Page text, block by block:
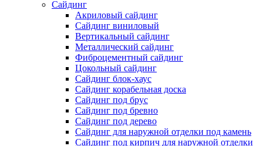
Сайдинг
Акриловый сайдинг
Сайдинг виниловый
Вертикальный сайдинг
Металлический сайдинг
Фиброцементный сайдинг
Цокольный сайдинг
Сайдинг блок-хаус
Сайдинг корабельная доска
Сайдинг под брус
Сайдинг под бревно
Сайдинг под дерево
Сайдинг для наружной отделки под камень
Сайдинг под кирпич для наружной отделки